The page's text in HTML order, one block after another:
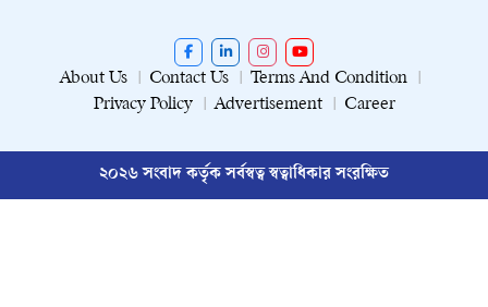
About Us Contact Us
Terms And Condition
Privacy Policy
Advertisement Career
২০২৬ সংবাদ কর্তৃক সর্বস্বত্ব স্বত্বাধিকার সংরক্ষিত